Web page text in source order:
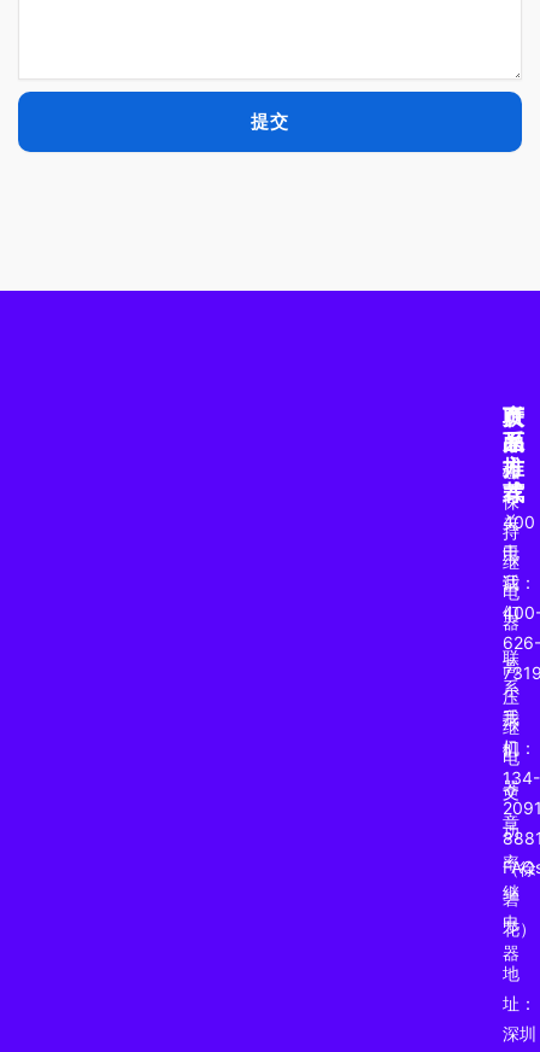
提交
产
品
磁
保
持
继
电
器
高
压
继
电
器
功
率
继
电
器
页
面
推
荐
关
于
我
们
联
系
我
们
文
章
联
系
方
式
400
电
话：
626-
手
机：
134-
（徐
碧
花）
地
址：
深圳